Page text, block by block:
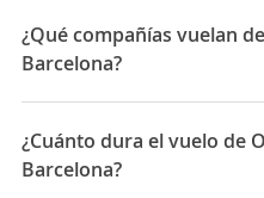
Asturias y Barcelona son:
¿Qué compañías vuelan
Barcelona?
Las compañías que vuelan
Barcelona son: Vueling,
¿Cuánto dura el vuelo de
Barcelona?